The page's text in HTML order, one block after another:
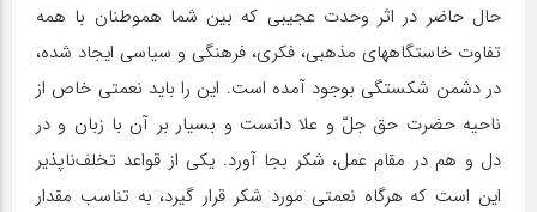
حال حاضر در اثر وحدت عجیبی که بین شما هموطنان با همه
تفاوت خاستگاههای مذهبی، فکری، فرهنگی و سیاسی ایجاد شده،
در دشمن شکستگی بوجود آمده است. این را باید نعمتی خاص از
ناحیه حضرت حق جلّ‌ و علا دانست و بسیار بر آن با زبان و در
دل و هم در مقام عمل، شکر بجا آورد. یکی از قواعد تخلف‌ناپذیر
این است که هرگاه نعمتی مورد شکر قرار گیرد، به تناسب مقدار